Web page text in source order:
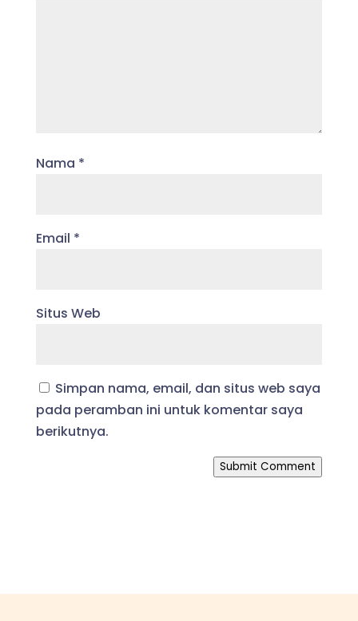
Nama *
Email *
Situs Web
Simpan nama, email, dan situs web saya
pada peramban ini untuk komentar saya
berikutnya.
Submit Comment